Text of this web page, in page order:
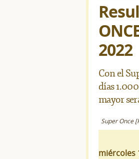
2022
Con el
días
mayor
Super Once
miércoles